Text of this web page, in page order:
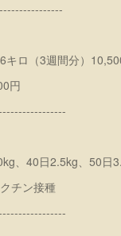
ロ（3週間分）
円
、40日2.5kg、50日
チン接種